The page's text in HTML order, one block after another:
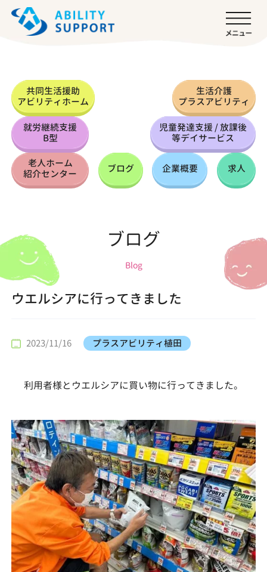
共同生活援助
アビリティホーム
生活介護
プラスアビリティ
就労継続支援
B型
児童発達支援 / 放課後
等デイサービス
老人ホーム
紹介センター
ブログ 企業概要 求人
ブログ
Blog
ウエルシアに行ってきました
2023/11/16 プラスアビリティ植田
利用者様とウエルシアに買い物に行ってきました。